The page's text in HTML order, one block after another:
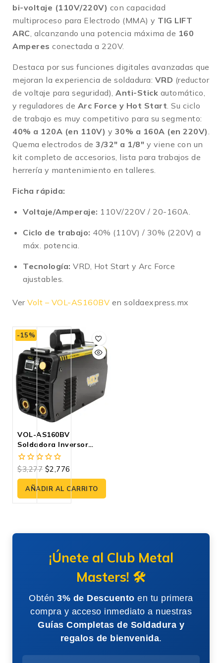
bi-voltaje (110V/220V) con capacidad
multiproceso para Electrodo (MMA) y TIG LIFT
ARC , alcanzando una potencia máxima de 160
Amperes conectada a 220V.
Destaca por sus funciones digitales avanzadas que
mejoran la experiencia de soldadura: VRD (reductor
de voltaje para seguridad), Anti-Stick automático,
y reguladores de Arc Force y Hot Start Su ciclo
de trabajo es muy competitivo para su segmento:
40% a 120A (en 110V) y 30% a 160A (en 220V)
Quema electrodos de 3/32″ a 1/8″ y viene con un
kit completo de accesorios, lista para trabajos de
herrería y mantenimiento en talleres
Ficha rápida:
Voltaje/Amperaje: 110V/220V / 20-160A
Ciclo de trabajo: 40% (110V) / 30% (220V) a
máx. potencia
Tecnología: VRD, Hot Start y Arc Force
ajustables
Ver Volt – VOL-AS160BV en soldaexpress.mx
-15%
VOL-AS160BV
Soldadora Inversor
ELECTRODO Y TIG LIFT
120A, 110V Volt
0
fuera
5
$3,277 $2,776
AÑADIR AL CARRITO
¡Únete al Club Metal
Masters! 🛠️
Obtén3% de Descuento en tu primera
compra y acceso inmediato a nuestras
Guías Completas de Soldadura y
regalos de bienvenida.